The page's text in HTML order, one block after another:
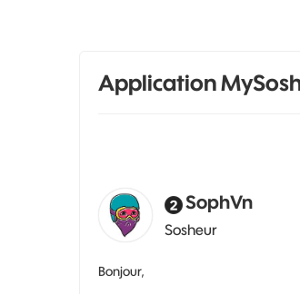
Application
SophVn
Sosheur
Bonjour,